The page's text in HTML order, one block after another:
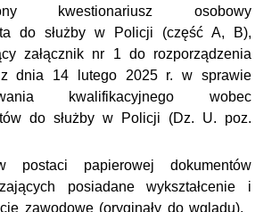
kwestionariusz osobowy
do służby w Policji (część A, B),
załącznik nr 1 do rozporządzenia
z dnia 14 lutego 2025 r. w sprawie
kwalifikacyjnego wobec
do służby w Policji (Dz. U. poz.
postaci papierowej dokumentów
posiadane wykształcenie i
zawodowe (oryginały do wglądu),